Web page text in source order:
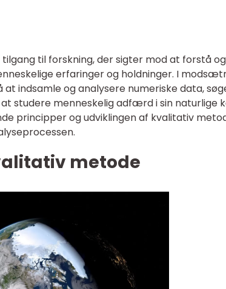
til forskning, der sigter mod at forstå
erfaringer og holdninger. I
indsamle og analysere numeriske data,
studere menneskelig adfærd i sin naturlige
principper og udviklingen af kvalitativ
metode